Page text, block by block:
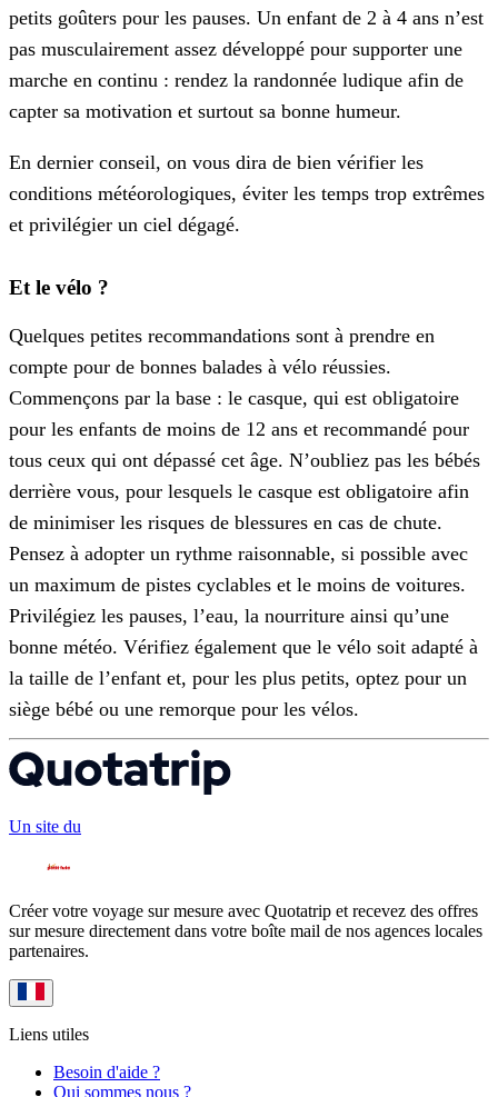
petits goûters pour les pauses. Un enfant de 2 à 4 ans n’est
pas musculairement assez développé pour supporter une
marche en continu : rendez la randonnée ludique afin de
capter sa motivation et surtout sa bonne humeur.
En dernier conseil, on vous dira de bien vérifier les
conditions météorologiques, éviter les temps trop extrêmes
et privilégier un ciel dégagé.
Et le vélo ?
Quelques petites recommandations sont à prendre en
compte pour de bonnes balades à vélo réussies.
Commençons par la base : le casque, qui est obligatoire
pour les enfants de moins de 12 ans et recommandé pour
tous ceux qui ont dépassé cet âge. N’oubliez pas les bébés
derrière vous, pour lesquels le casque est obligatoire afin
de minimiser les risques de blessures en cas de chute.
Pensez à adopter un rythme raisonnable, si possible avec
un maximum de pistes cyclables et le moins de voitures.
Privilégiez les pauses, l’eau, la nourriture ainsi qu’une
bonne météo. Vérifiez également que le vélo soit adapté à
la taille de l’enfant et, pour les plus petits, optez pour un
siège bébé ou une remorque pour les vélos.
Un site du
Créer votre voyage sur mesure avec Quotatrip et recevez des offres
sur mesure directement dans votre boîte mail de nos agences locales
partenaires.
Liens utiles
Besoin d'aide ?
Qui sommes nous ?